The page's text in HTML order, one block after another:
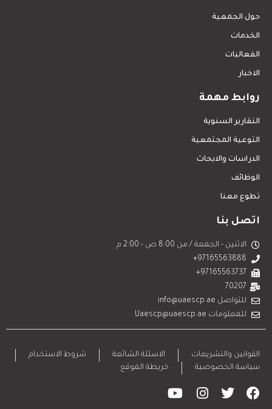
حول الجمعية
الخدمات
الفعاليات
الاخبار
روابط مهمة
التقارير السنوية
التوعية المجتمعية
الدراسات والابحاث
الوظائف
تطوع معنا
اتصل بنا
الاثنين - الجمعة / من 8:00 ص - 2:00 م
97165563888+
97165563737+
70207
للتواصل info@uaescp.ae
للمعلومات Uaescp@uaescp.ae
القوانين والتشريعات الاسئلة الشائعة
شروط الاستخدام
سياسة الخصوصية
خريطة الموقع